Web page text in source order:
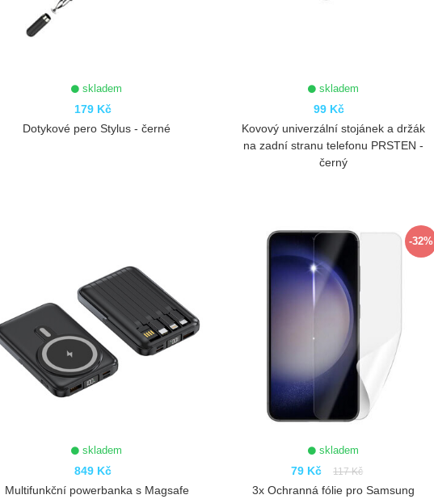
skladem
179 Kč
Dotykové pero Stylus - černé
skladem
99 Kč
ZOBRAZIT
Kovový univerzální stojánek a držák
na zadní stranu telefonu PRSTEN -
černý
skladem
849 Kč
Multifunkční powerbanka s Magsafe
-32%
skladem
79 Kč 117 Kč
3x Ochranná fólie pro Samsung